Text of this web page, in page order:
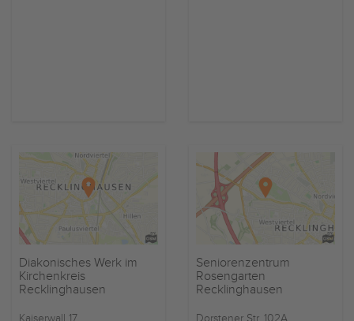
Diakonisches Werk im
Kirchenkreis
Recklinghausen
Seniorenzentrum
Rosengarten
Recklinghausen